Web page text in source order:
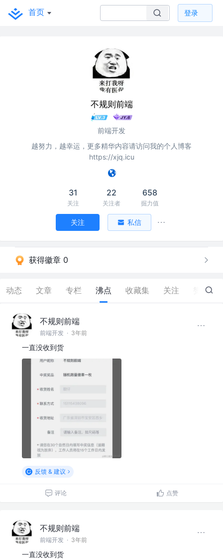
首页 登录
不规则前端
前端开发
越努力，越幸运，更多精华内容请访问我的个人博客
https://xjq.icu
31
关注
22
关注者
658
掘力值
关注 私信
获得徽章 0
动态 文章 专栏 沸点 收藏集 关注 373
不规则前端
前端开发 · 3年前
一直没收到货
反馈 & 建议
评论 点赞
不规则前端
前端开发 · 3年前
一直没收到货